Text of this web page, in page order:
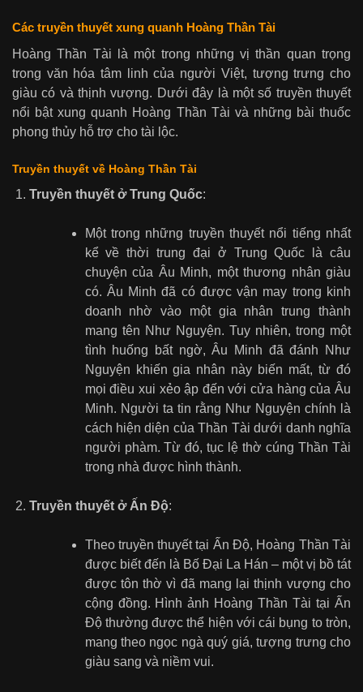
Các truyền thuyết xung quanh Hoàng Thần Tài
Hoàng Thần Tài là một trong những vị thần quan trọng
trong văn hóa tâm linh của người Việt, tượng trưng cho
giàu có và thịnh vượng. Dưới đây là một số truyền thuyết
nổi bật xung quanh Hoàng Thần Tài và những bài thuốc
phong thủy hỗ trợ cho tài lộc.
Truyền thuyết về Hoàng Thần Tài
Truyền thuyết ở Trung Quốc:
Một trong những truyền thuyết nổi tiếng nhất
kể về thời trung đại ở Trung Quốc là câu
chuyện của Âu Minh, một thương nhân giàu
có. Âu Minh đã có được vận may trong kinh
doanh nhờ vào một gia nhân trung thành
mang tên Như Nguyện. Tuy nhiên, trong một
tình huống bất ngờ, Âu Minh đã đánh Như
Nguyện khiến gia nhân này biến mất, từ đó
mọi điều xui xẻo ập đến với cửa hàng của Âu
Minh. Người ta tin rằng Như Nguyện chính là
cách hiện diện của Thần Tài dưới danh nghĩa
người phàm. Từ đó, tục lệ thờ cúng Thần Tài
trong nhà được hình thành.
Truyền thuyết ở Ấn Độ:
Theo truyền thuyết tại Ấn Độ, Hoàng Thần Tài
được biết đến là Bố Đại La Hán – một vị bồ tát
được tôn thờ vì đã mang lại thịnh vượng cho
cộng đồng. Hình ảnh Hoàng Thần Tài tại Ấn
Độ thường được thể hiện với cái bụng to tròn,
mang theo ngọc ngà quý giá, tượng trưng cho
giàu sang và niềm vui.